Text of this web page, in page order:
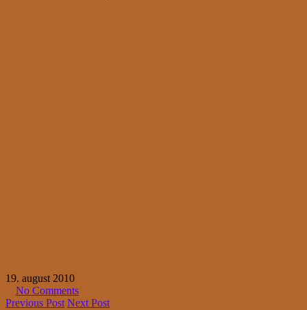
19. august 2010
No Comments
Previous Post Next Post